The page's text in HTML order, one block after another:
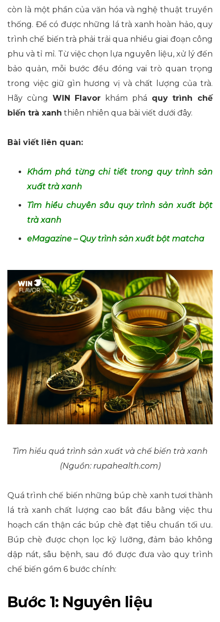
còn là một phần của văn hóa và nghệ thuật truyền
thống. Để có được những lá trà xanh hoàn hảo, quy
trình chế biến trà phải trải qua nhiều giai đoạn công
phu và tỉ mỉ. Từ việc chọn lựa nguyên liệu, xử lý đến
bảo quản, mỗi bước đều đóng vai trò quan trọng
trong việc giữ gìn hương vị và chất lượng của trà.
Hãy cùng WIN Flavor khám phá quy trình chế
biến trà xanh thiên nhiên qua bài viết dưới đây.
Bài viết liên quan:
Khám phá từng chi tiết trong quy trình sản
xuất trà xanh
Tìm hiểu chuyên sâu quy trình sản xuất bột
trà xanh
eMagazine – Quy trình sản xuất bột matcha
Tìm hiểu quá trình sản xuất và chế biến trà xanh
(Nguồn: rupahealth.com)
Quá trình chế biến những búp chè xanh tươi thành
lá trà xanh chất lượng cao bắt đầu bằng việc thu
hoạch cẩn thận các búp chè đạt tiêu chuẩn tối ưu.
Búp chè được chọn lọc kỹ lưỡng, đảm bảo không
dập nát, sâu bệnh, sau đó được đưa vào quy trình
chế biến gồm 6 bước chính:
Bước 1: Nguyên liệu